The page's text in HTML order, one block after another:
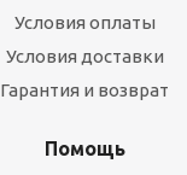
Условия оплаты
Условия доставки
Гарантия и возврат
Помощь